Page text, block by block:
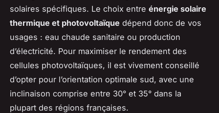
solaires spécifiques. Le choix entre énergie solaire
thermique et photovoltaïque dépend donc de vos
usages : eau chaude sanitaire ou production
d’électricité. Pour maximiser le rendement des
cellules photovoltaïques, il est vivement conseillé
d’opter pour l’orientation optimale sud, avec une
inclinaison comprise entre 30° et 35° dans la
plupart des régions françaises.